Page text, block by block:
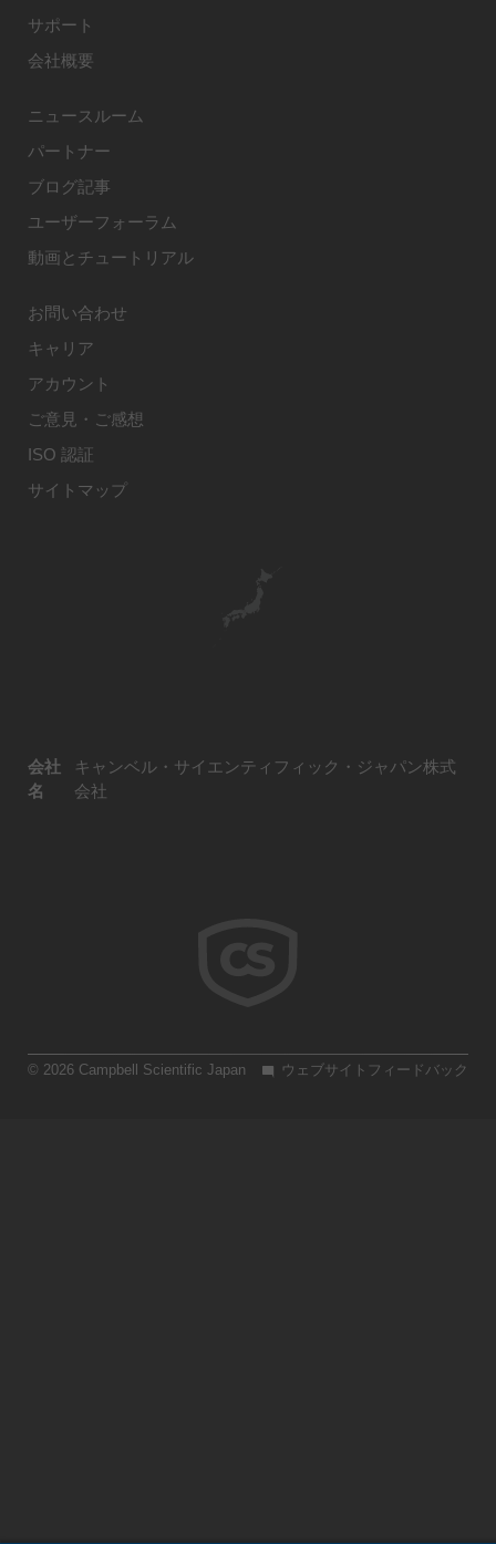
サポート
会社概要
ニュースルーム
パートナー
ブログ記事
ユーザーフォーラム
動画とチュートリアル
お問い合わせ
キャリア
アカウント
ご意見・ご感想
ISO 認証
サイトマップ
会社
名
キャンベル・サイエンティフィック・ジャパン株式
会社
ウェブサイトフィードバック
© 2026 Campbell Scientific Japan